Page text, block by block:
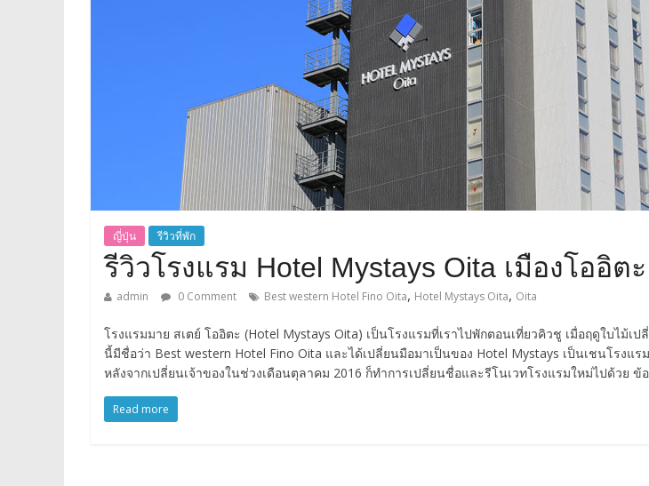
ญี่ปุ่น รีวิวที่พัก
รีวิวโรงแรม Hotel Mystays Oita เมืองโออิตะ
admin 0 Comment Best western Hotel Fino Oita, Hotel Mystays Oita, Oita
โรงแรมมาย สเตย์ โออิตะ (Hotel Mystays Oita) เป็นโรงแรมที่เราไปพักตอนเที่ยวคิวชู เมื่อฤดูใบไม้เ
นี้มีชื่อว่า Best western Hotel Fino Oita และได้เปลี่ยนมือมาเป็นของ Hotel Mystays เป็นเชนโรงแ
หลังจากเปลี่ยนเจ้าของในช่วงเดือนตุลาคม 2016 ก็ทำการเปลี่ยนชื่อและรีโนเวทโรงแรมใหม่ไปด้วย ข้
Read more